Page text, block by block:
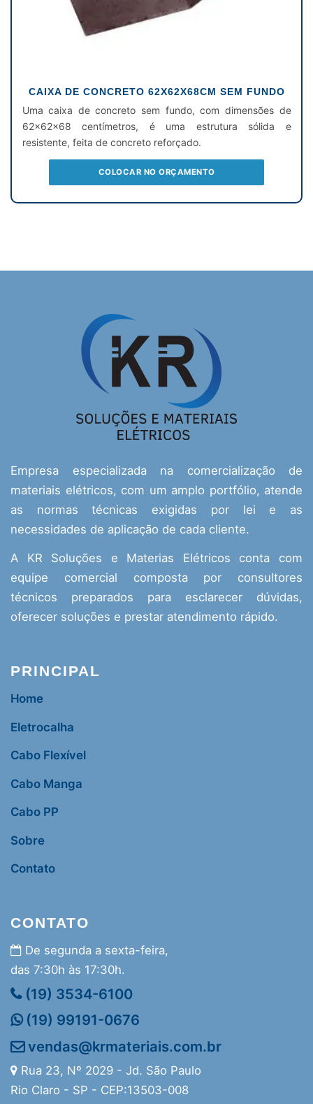
CAIXA DE CONCRETO 62X62X68CM SEM FUNDO
Uma caixa de concreto sem fundo, com dimensões de
62x62x68 centímetros, é uma estrutura sólida e
resistente, feita de concreto reforçado.
COLOCAR NO ORÇAMENTO
Empresa especializada na comercialização de
materiais elétricos, com um amplo portfólio, atende
as normas técnicas exigidas por lei e as
necessidades de aplicação de cada cliente.
A KR Soluções e Materias Elétricos conta com
equipe comercial composta por consultores
técnicos preparados para esclarecer dúvidas,
oferecer soluções e prestar atendimento rápido.
PRINCIPAL
Home
Eletrocalha
Cabo Flexível
Cabo Manga
Cabo PP
Sobre
Contato
CONTATO
De segunda a sexta-feira,
das 7:30h às 17:30h.
(19) 3534-6100
(19) 99191-0676
vendas@krmateriais.com.br
Rua 23, Nº 2029 - Jd. São Paulo
Rio Claro - SP - CEP:13503-008